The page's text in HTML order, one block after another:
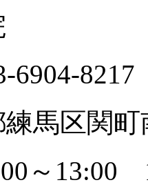
6904-8217
馬区関町
～13:00